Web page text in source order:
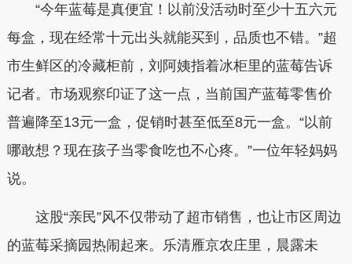
“今年蓝莓是真便宜！以前没活动时至少十五六元
每盒，现在经常十元出头就能买到，品质也不错。”超
市生鲜区的冷藏柜前，刘阿姨指着冰柜里的蓝莓告诉
记者。市场观察印证了这一点，当前国产蓝莓零售价
普遍降至13元一盒，促销时甚至低至8元一盒。“以前
哪敢想？现在孩子当零食吃也不心疼。”一位年轻妈妈
说。
这股“亲民”风不仅带动了超市销售，也让市区周边
的蓝莓采摘园热闹起来。乐清雁京农庄里，晨露未